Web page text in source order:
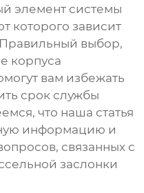
элемент системы
которого зависит
выбор,
корпуса
вам избежать
срок службы
что наша статья
информацию и
связанных с
заслонки